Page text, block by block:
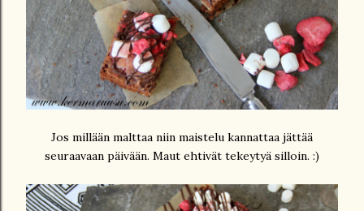
Jos millään malttaa niin maistelu kannattaa jättää
seuraavaan päivään. Maut ehtivät tekeytyä silloin. :)